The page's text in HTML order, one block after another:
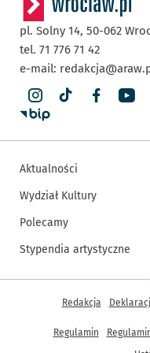
pl. Solny 14, 50-062
tel. 71 776 71 42
e-mail:
Aktualności
Wydział Kultury
Polecamy
Stypendia artystyczne
Inne informacje
Redakcja
Regulamin